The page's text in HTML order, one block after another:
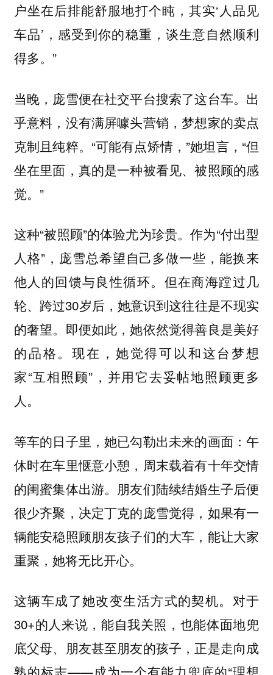
户坐在后排能舒服地打个盹，其实‘人品见
车品’，感受到你的稳重，谈生意自然顺利
得多。”
当晚，庞雪便在社交平台搜索了这台车。出
乎意料，没有满屏噱头营销，梦想家的卖点
克制且纯粹。“可能有点矫情，”她坦言，“但
坐在里面，真的是一种被看见、被照顾的感
觉。”
这种“被照顾”的体验尤为珍贵。作为“付出型
人格”，庞雪总希望自己多做一些，能换来
他人的回馈与良性循环。但在商海蹚过几
轮、跨过30岁后，她意识到这往往是不现实
的奢望。即便如此，她依然觉得善良是美好
的品格。现在，她觉得可以和这台梦想
家“互相照顾”，并用它去妥帖地照顾更多
人。
等车的日子里，她已勾勒出未来的画面：午
休时在车里惬意小憩，周末载着有十年交情
的闺蜜集体出游。朋友们陆续结婚生子后便
很少齐聚，决定丁克的庞雪觉得，如果有一
辆能安稳照顾朋友孩子们的大车，能让大家
重聚，她将无比开心。
这辆车成了她改变生活方式的契机。对于
30+的人来说，能自我关照，也能体面地兜
底父母、朋友甚至朋友的孩子，正是走向成